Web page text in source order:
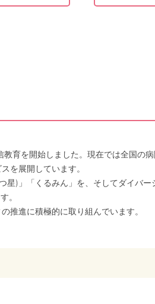
育を開始しました。現在では全国の
を展開しています。
)」「くるみん」を、そしてダイバ
。
推進に積極的に取り組んでいます。